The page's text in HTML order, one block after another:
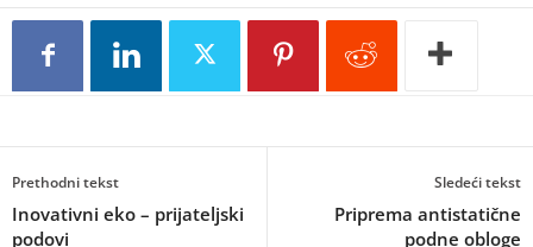
Prethodni tekst
Inovativni eko – prijateljski
podovi
Sledeći tekst
Priprema antistatične
podne obloge